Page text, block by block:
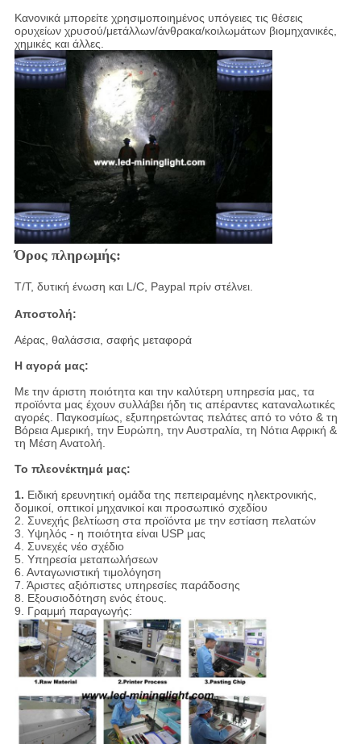
Κανονικά μπορείτε χρησιμοποιημένος υπόγειες τις θέσεις
ορυχείων χρυσού/μετάλλων/άνθρακα/κοιλωμάτων βιομηχανικές,
χημικές και άλλες.
Όρος πληρωμής:
T/T, δυτική ένωση και L/C, Paypal πρίν στέλνει.
Αποστολή:
Αέρας, θαλάσσια, σαφής μεταφορά
Η αγορά μας:
Με την άριστη ποιότητα και την καλύτερη υπηρεσία μας, τα
προϊόντα μας έχουν συλλάβει ήδη τις απέραντες καταναλωτικές
αγορές. Παγκοσμίως, εξυπηρετώντας πελάτες από το νότο & τη
Βόρεια Αμερική, την Ευρώπη, την Αυστραλία, τη Νότια Αφρική &
τη Μέση Ανατολή.
Το πλεονέκτημά μας:
1. Ειδική ερευνητική ομάδα της πεπειραμένης ηλεκτρονικής,
δομικοί, οπτικοί μηχανικοί και προσωπικό σχεδίου
2. Συνεχής βελτίωση στα προϊόντα με την εστίαση πελατών
3. Υψηλός - η ποιότητα είναι USP μας
4. Συνεχές νέο σχέδιο
5. Υπηρεσία μεταπωλήσεων
6. Ανταγωνιστική τιμολόγηση
7. Άριστες αξιόπιστες υπηρεσίες παράδοσης
8. Εξουσιοδότηση ενός έτους.
9. Γραμμή παραγωγής: